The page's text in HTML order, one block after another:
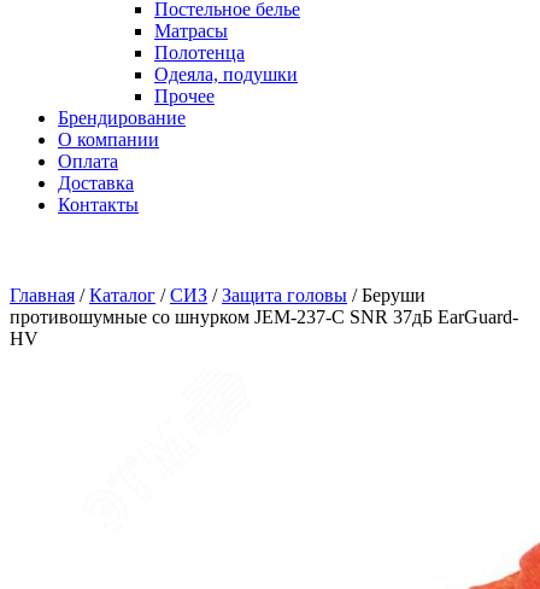
Постельное белье
Матрасы
Полотенца
Одеяла, подушки
Прочее
Брендирование
О компании
Оплата
Доставка
Контакты
Главная / Каталог / СИЗ / Защита головы / Беруши
противошумные со шнурком JEM-237-C SNR 37дБ EarGuard-
HV